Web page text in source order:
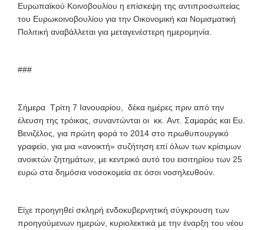
Ευρωπαϊκού Κοινοβουλίου η επίσκεψη της αντιπροσωπείας
του Ευρωκοινοβουλίου για την Οικονομική και Νομισματική
Πολιτική αναβάλλεται για μεταγενέστερη ημερομηνία.
###
Σήμερα Τρίτη 7 Ιανουαρίου, δέκα ημέρες πριν από την
έλευση της τρόικας, συναντώνται οι κκ. Αντ. Σαμαράς και Ευ.
Βενιζέλος, για πρώτη φορά το 2014 στο πρωθυπουργικό
γραφείο, για μια «ανοικτή» συζήτηση επί όλων των κρίσιμων
ανοικτών ζητημάτων, με κεντρικό αυτό του εισιτηρίου των 25
ευρώ στα δημόσια νοσοκομεία σε όσοι νοσηλευθούν.
Είχε προηγηθεί σκληρή ενδοκυβερνητική σύγκρουση των
προηγούμενων ημερών, κυριολεκτικά με την έναρξη του νέου